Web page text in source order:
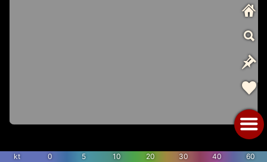
kt 0 5 10 20 30 40 60